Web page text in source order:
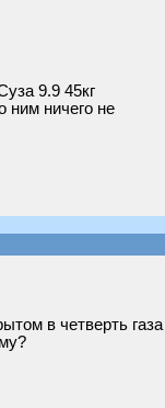
9.9 45кг
ним ничего не
в четверть